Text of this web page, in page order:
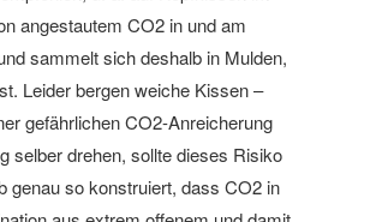
angestautem CO2 in und am
sammelt sich deshalb in Mulden,
Leider bergen weiche Kissen –
gefährlichen CO2-Anreicherung
selber drehen, sollte dieses Risiko
genau so konstruiert, dass CO2 in